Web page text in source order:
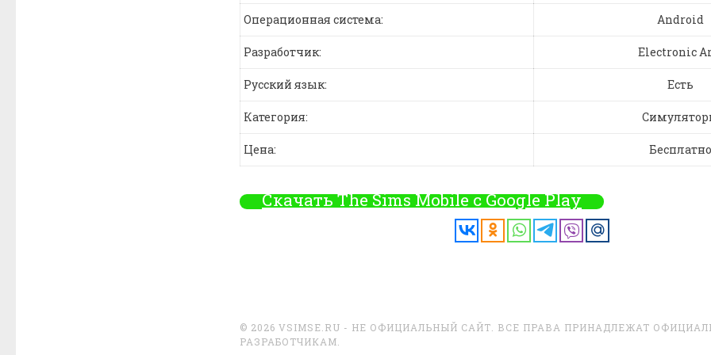
Операционная система: Android
Разработчик: Electronic
Русский язык: Есть
Категория:
Цена: Бесплатно
Скачать The Sims Mobile с Google Play
© 2026 VSIMSE.RU - НЕ ОФИЦИАЛЬНЫЙ САЙТ. ВСЕ ПРАВА ПРИНАДЛЕЖАТ
РАЗРАБОТЧИКАМ.